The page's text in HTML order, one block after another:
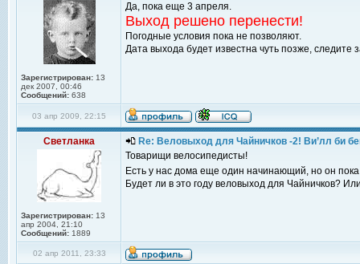
Зарегистрирован: 13
дек 2007, 00:46
Сообщений: 638
Да, пока еще 3 апреля.
Выход решено перенести!
Погодные условия пока не позволяют.
Дата выхода будет известна чуть позже, следите
03 апр 2009, 22:15
Светланка
Зарегистрирован: 13
апр 2004, 21:10
Сообщений: 1889
Re: Веловыход для Чайничков -2! Ви’лл би
Товарищи велосипедисты!
Есть у нас дома еще один начинающий, но он
Будет ли в это году веловыход для Чайничков?
02 апр 2011, 23:33